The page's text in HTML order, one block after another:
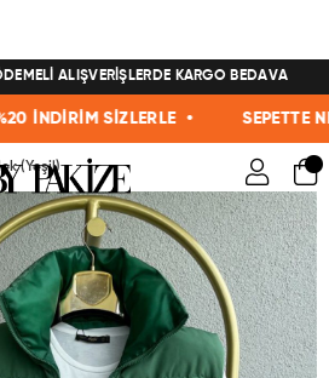
ALIŞVERİŞLERDE KARGO BEDAVA
İNDİRİM SİZLERLE • SEPETTE
(Yeşil)